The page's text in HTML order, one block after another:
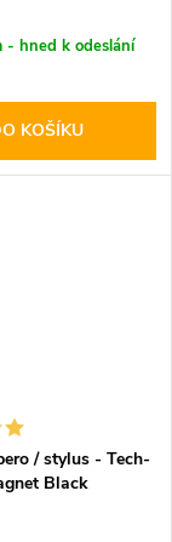
- hned k odeslání
KOŠÍKU
/ stylus - Tech-
Black